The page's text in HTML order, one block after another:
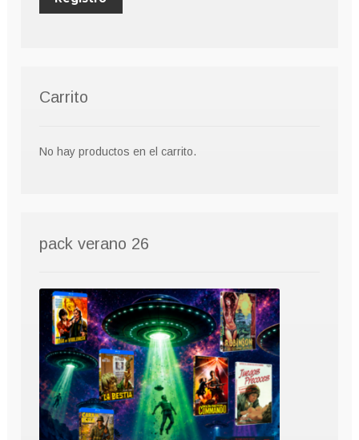
Carrito
No hay productos en el carrito.
pack verano 26